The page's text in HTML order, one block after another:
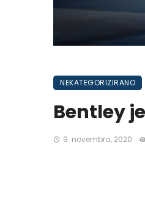
NEKATEGORIZIRANO
Bentley
9. novembra, 2020